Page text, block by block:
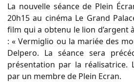
La nouvelle séance de Plein
20h15 au cinéma Le Grand
film qui a obtenu le lion d’argent
: « Vermiglio ou la mariée des
Delpero. La séance sera
présentation par la réalisatrice.
par un membre de Plein Ecran.